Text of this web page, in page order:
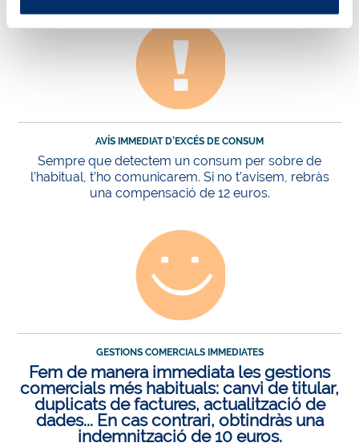
AVÍS IMMEDIAT D’EXCÉS DE CONSUM
Sempre que detectem un consum per sobre de
l’habitual, t’ho comunicarem. Si no t’avisem, rebràs
una compensació de 12 euros.
GESTIONS COMERCIALS IMMEDIATES
Fem de manera immediata les gestions
comercials més habituals: canvi de titular,
duplicats de factures, actualització de
dades... En cas contrari, obtindràs una
indemnització de 10 euros.